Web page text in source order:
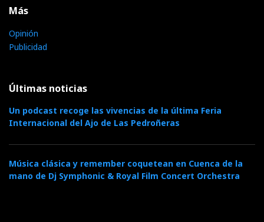
Más
Opinión
Publicidad
Últimas noticias
Un podcast recoge las vivencias de la última Feria
Internacional del Ajo de Las Pedroñeras
Música clásica y remember coquetean en Cuenca de la
mano de Dj Symphonic & Royal Film Concert Orchestra